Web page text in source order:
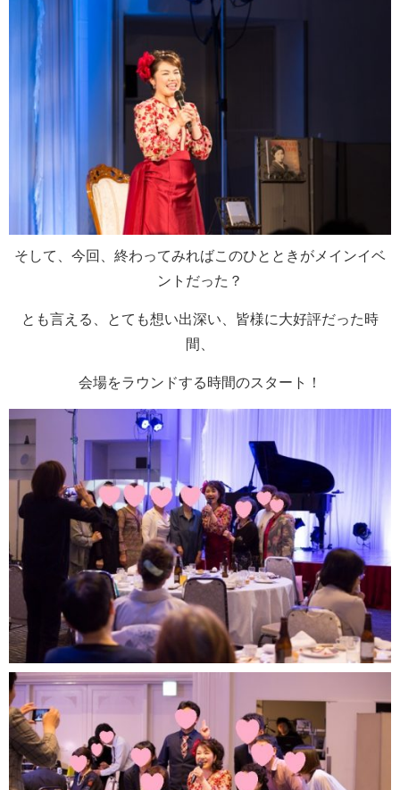
そして、今回、終わってみればこのひとときがメインイベ
ントだった？
とも言える、とても想い出深い、皆様に大好評だった時
間、
会場をラウンドする時間のスタート！